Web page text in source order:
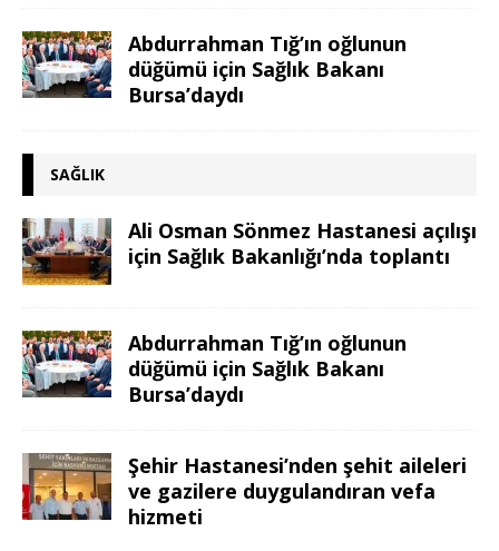
Abdurrahman Tığ’ın oğlunun
düğümü için Sağlık Bakanı
Bursa’daydı
SAĞLIK
Ali Osman Sönmez Hastanesi açılışı
için Sağlık Bakanlığı’nda toplantı
Abdurrahman Tığ’ın oğlunun
düğümü için Sağlık Bakanı
Bursa’daydı
Şehir Hastanesi’nden şehit aileleri
ve gazilere duygulandıran vefa
hizmeti